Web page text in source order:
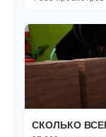
СКОЛЬКО